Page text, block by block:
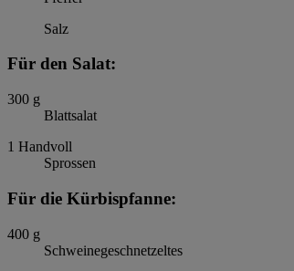
Salz
Für den Salat:
300 g
Blattsalat
1 Handvoll
Sprossen
Für die Kürbispfanne:
400 g
Schweinegeschnetzeltes